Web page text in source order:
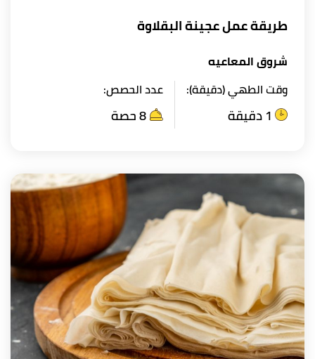
طريقة عمل عجينة البقلاوة
شروق المعاعيه
وقت الطهي (دقيقة):
1 دقيقة
عدد الحصص:
8 حصة